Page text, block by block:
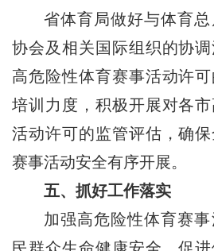
省体育局做好与体育总
协会及相关国际组织的协
高危险性体育赛事活动许
培训力度，积极开展对各
活动许可的监管评估，确
赛事活动安全有序开展。
五、抓好工作落实
加强高危险性体育赛